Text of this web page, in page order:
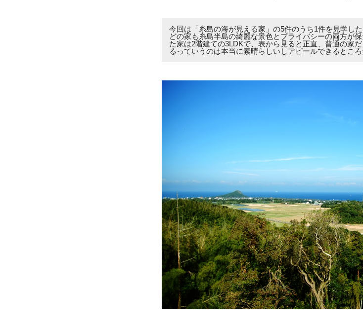
今回は「糸島の海が見える家」の5件のうち1件を見学し
どの家も糸島半島の綺麗な景色とプライバシーの両方が
た家は2階建ての3LDKで、表から見ると正直、普通の家
るっていうのは本当に素晴らしいしアピールできるところ